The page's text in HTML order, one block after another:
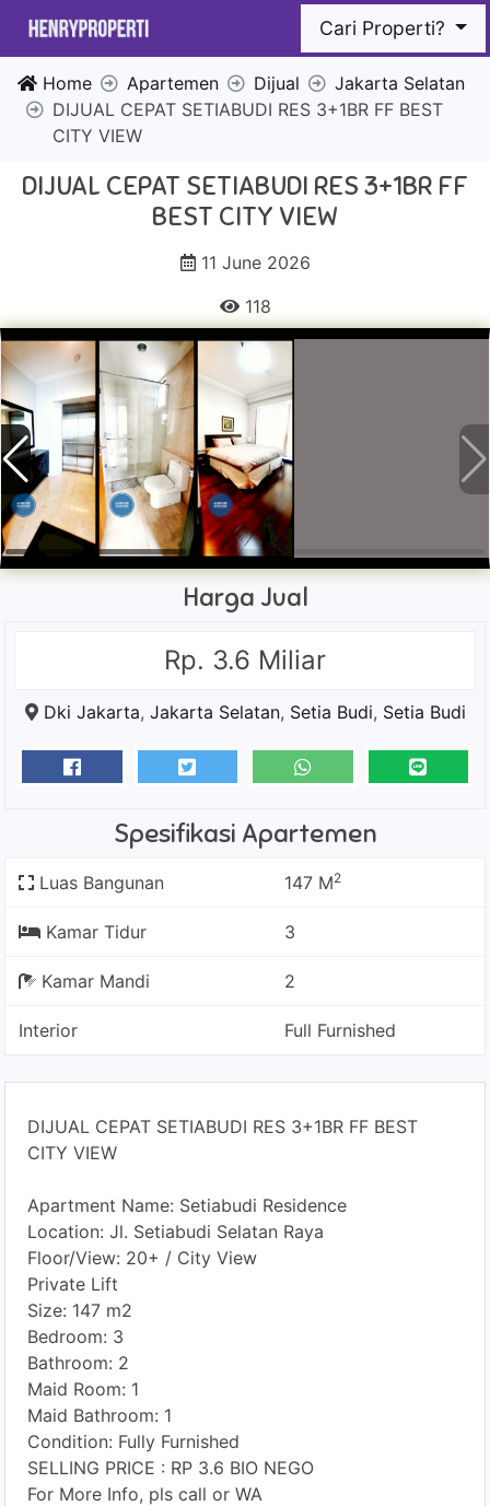
Cari Properti?
Home Apartemen Dijual
Jakarta Selatan
DIJUAL CEPAT SETIABUDI RES 3+1BR FF BEST
CITY VIEW
DIJUAL CEPAT SETIABUDI RES 3+1BR FF
BEST CITY VIEW
11 June 2026
118
Harga Jual
Rp. 3.6 Miliar
Dki Jakarta, Jakarta Selatan, Setia Budi, Setia Budi
Spesifikasi Apartemen
Luas Bangunan 147 M2
Kamar Tidur 3
Kamar Mandi 2
Interior Full Furnished
DIJUAL CEPAT SETIABUDI RES 3+1BR FF BEST
CITY VIEW
Apartment Name: Setiabudi Residence
Location: Jl. Setiabudi Selatan Raya
Floor/View: 20+ / City View
Private Lift
Size: 147 m2
Bedroom: 3
Bathroom: 2
Maid Room: 1
Maid Bathroom: 1
Condition: Fully Furnished
SELLING PRICE : RP 3.6 BIO NEGO
For More Info, pls call or WA